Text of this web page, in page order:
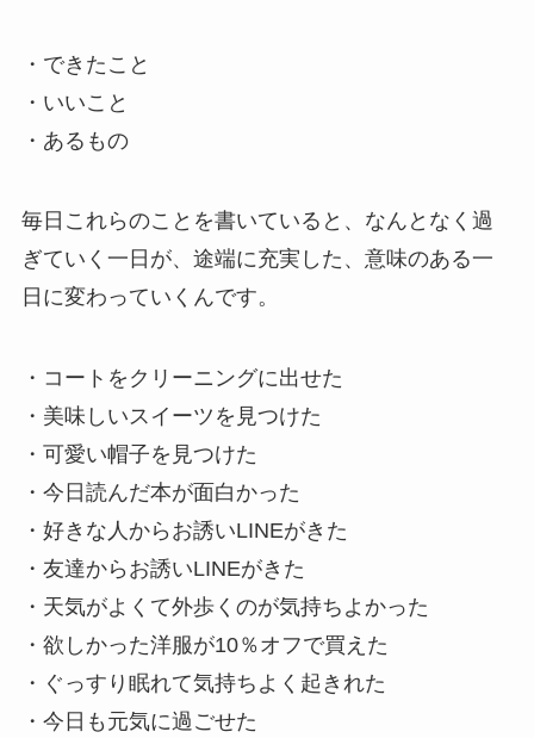
・できたこと
・いいこと
・あるもの
毎日これらのことを書いていると、なんとなく過
ぎていく一日が、途端に充実した、意味のある一
日に変わっていくんです。
・コートをクリーニングに出せた
・美味しいスイーツを見つけた
・可愛い帽子を見つけた
・今日読んだ本が面白かった
・好きな人からお誘いLINEがきた
・友達からお誘いLINEがきた
・天気がよくて外歩くのが気持ちよかった
・欲しかった洋服が10％オフで買えた
・ぐっすり眠れて気持ちよく起きれた
・今日も元気に過ごせた